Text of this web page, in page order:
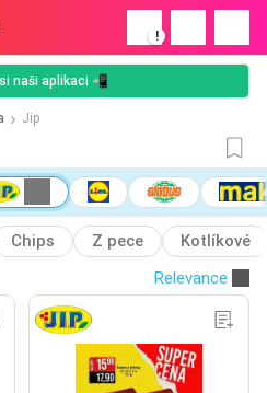
!
naši aplikaci 📲
Jip
Chips Z pece
Kotlíkové
Relevance